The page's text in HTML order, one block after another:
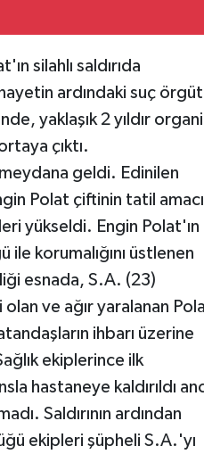
silahlı saldırıda
ardındaki suç
yaklaşık 2 yıldır
çıktı.
geldi. Edinilen
Polat çiftinin tatil
yükseldi. Engin Polat'ın
ile korumalığını üstlenen
esnada, S.A. (23)
olan ve ağır yaralanan
ihbarı üzerine
ekiplerince ilk
hastaneye kaldırıldı
Saldırının ardından
ekipleri şüpheli S.A.'yı